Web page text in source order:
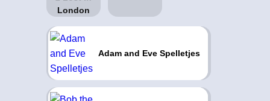
Adam and Eve Spelletjes